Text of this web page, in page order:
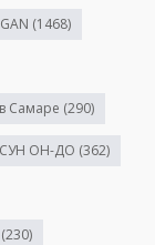
(1468)
Самаре (290)
ОН-ДО (362)
(230)